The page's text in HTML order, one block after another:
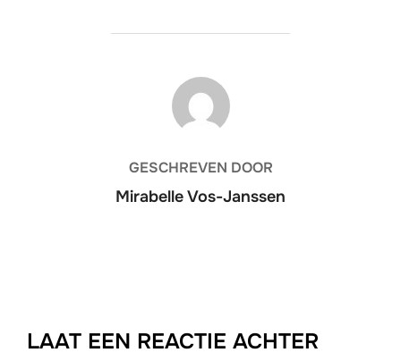
BERICHTAUTEUR
GESCHREVEN DOOR
Mirabelle Vos-Janssen
LAAT EEN REACTIE ACHTER